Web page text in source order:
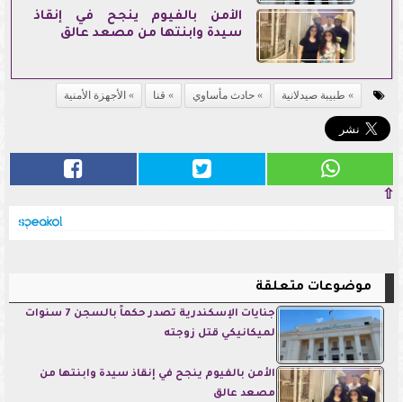
الأمن بالفيوم ينجح في إنقاذ
سيدة وابنتها من مصعد عالق
طبيبة صيدلانية حادث مأساوي قنا الأجهزة الأمنية
⇧
موضوعات متعلقة
جنايات الإسكندرية تصدر حكماً بالسجن 7 سنوات
لميكانيكي قتل زوجته
الأمن بالفيوم ينجح في إنقاذ سيدة وابنتها من
مصعد عالق